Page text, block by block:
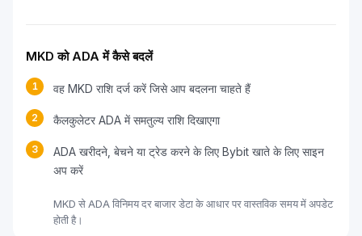
MKD को ADA में कैसे बदलें
1 वह MKD राशि दर्ज करें जिसे आप बदलना चाहते हैं
2 कैलकुलेटर ADA में समतुल्य राशि दिखाएगा
3
ADA खरीदने, बेचने या ट्रेड करने के लिए Bybit खाते के लिए साइन
अप करें
MKD से ADA विनिमय दर बाजार डेटा के आधार पर वास्तविक समय में अपडेट
होती है।